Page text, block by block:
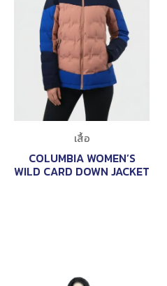
เสื้อ
COLUMBIA WOMEN’S
WILD CARD DOWN JACKET